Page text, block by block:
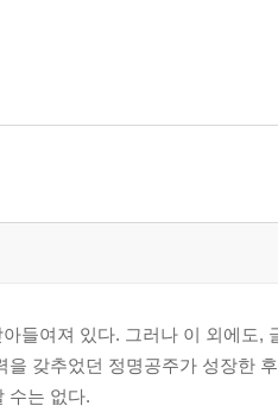
들여져 있다. 그러나 이 외에도,
갖추었던 정명공주가 성장한
수는 없다.